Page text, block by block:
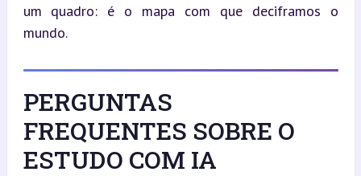
um quadro: é o mapa com que deciframos o
mundo.
PERGUNTAS
FREQUENTES SOBRE O
ESTUDO COM IA